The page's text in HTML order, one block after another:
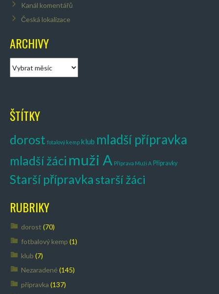
Kanál komentářů
Česká lokalizace
ARCHIVY
v
ŠTÍTKY
dorost fotalový kemp klub mladší přípravka
mladší žáci muži A Příprava Muži A Přípravky
Starší přípravka starší žáci
RUBRIKY
dorost (70)
fotbalový kemp (1)
klub (7)
Nezaradené (145)
přípravka (137)